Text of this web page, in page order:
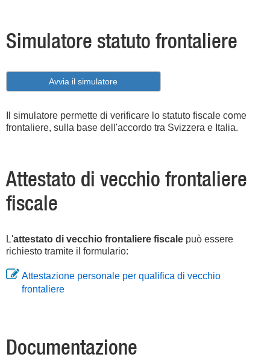
Simulatore statuto frontaliere
Avvia il simulatore
Il simulatore permette di verificare lo statuto fiscale come
frontaliere, sulla base dell'accordo tra Svizzera e Italia.
Attestato di vecchio frontaliere
fiscale
L'attestato di vecchio frontaliere fiscale può essere
richiesto tramite il formulario:
Attestazione personale per qualifica di vecchio
frontaliere
Documentazione